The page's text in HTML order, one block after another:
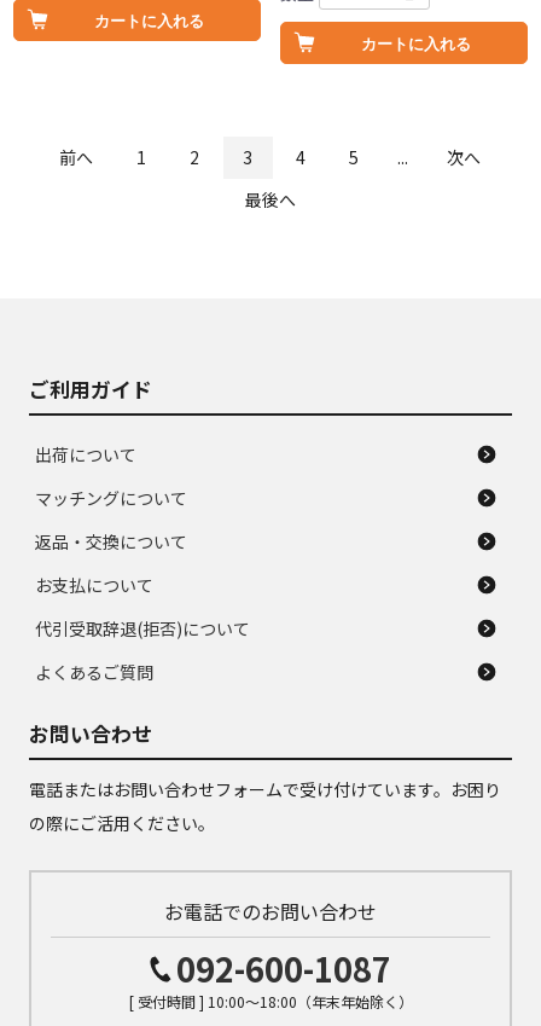
カートに入れる
カートに入れる
前へ 1 2 3 4 5 ...
次へ
最後へ
ご利用ガイド
出荷について
マッチングについて
返品・交換について
お支払について
代引受取辞退(拒否)について
よくあるご質問
お問い合わせ
電話またはお問い合わせフォームで受け付けています。お困り
の際にご活用ください。
お電話でのお問い合わせ
092-600-1087
[ 受付時間 ] 10:00～18:00（年末年始除く）